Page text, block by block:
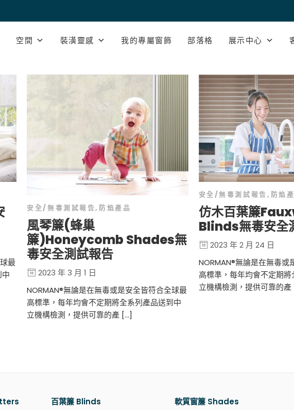
空間 裝潢靈感 我的專屬窗飾 部落格 展示中心
最
安全/無毒測試報告, 防焰產品
風琴簾(蜂巢
簾)Honeycomb Shades無
毒安全測試報告
2023 年 3 月 1 日
NORMAN®無論是在無毒或是安全皆符合全球最
高標準，每年均會不定期將全系列產品送到中
立機構檢測，提供可靠的產 […]
安全/無毒測試報告 , 防焰
仿木百葉簾
Blinds無毒安全
2023 年 2 月 24 日
NORMAN®無論是在無毒或
高標準，每年均會不定期
立機構檢測，提供可靠的產
百葉簾 Blinds 軟質窗簾 Shades